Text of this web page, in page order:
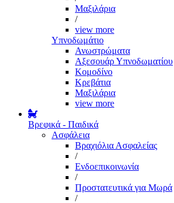
Μαξιλάρια
/
view more
Υπνοδωμάτιο
Ανωστρώματα
Αξεσουάρ Υπνοδωματίου
Κομοδίνο
Κρεβάτια
Μαξιλάρια
view more
Βρεφικά - Παιδικά
Ασφάλεια
Βραχιόλια Ασφαλείας
/
Ενδοεπικοινωνία
/
Προστατευτικά για Μωρά
/